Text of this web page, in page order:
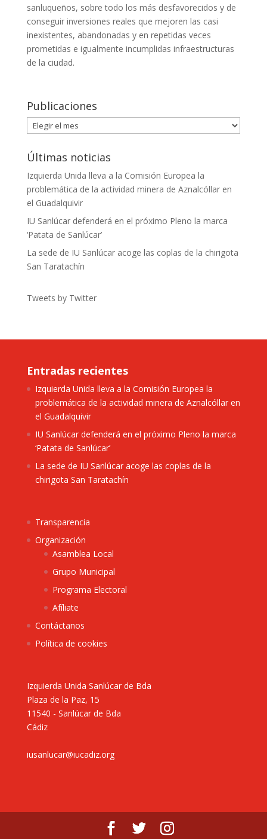
sanluqueños, sobre todo los más desfavorecidos y de
conseguir inversiones reales que mejoren las casi
inexistentes, abandonadas y en repetidas veces
prometidas e igualmente incumplidas infraestructuras
de la ciudad.
Publicaciones
Publicaciones
Últimas noticias
Izquierda Unida lleva a la Comisión Europea la
problemática de la actividad minera de Aznalcóllar en
el Guadalquivir
IU Sanlúcar defenderá en el próximo Pleno la marca
‘Patata de Sanlúcar’
La sede de IU Sanlúcar acoge las coplas de la chirigota
San Taratachín
Tweets by Twitter
Entradas recientes
Izquierda Unida lleva a la Comisión Europea la
problemática de la actividad minera de Aznalcóllar en
el Guadalquivir
IU Sanlúcar defenderá en el próximo Pleno la marca
‘Patata de Sanlúcar’
La sede de IU Sanlúcar acoge las coplas de la
chirigota San Taratachín
Transparencia
Organización
Asamblea Local
Grupo Municipal
Programa Electoral
Afíliate
Contáctanos
Política de cookies
Izquierda Unida Sanlúcar de Bda
Plaza de la Paz, 15
11540 - Sanlúcar de Bda
Cádiz
iusanlucar@iucadiz.org